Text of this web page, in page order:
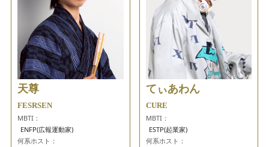
天尊
FESRSEN
MBTI：
ENFP(広報運動家)
何系ホスト：
てぃあわん
CURE
MBTI：
ESTP(起業家)
何系ホスト：